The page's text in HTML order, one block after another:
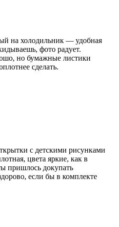
на холодильник — удобная
фото радует.
но бумажные листики
сделать.
с детскими рисунками
цвета яркие, как в
пришлось докупать
если бы в комплекте